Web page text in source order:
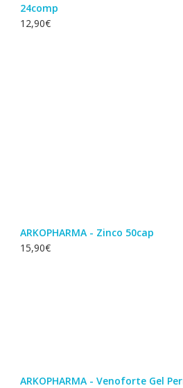
24comp
12,90€
ARKOPHARMA - Zinco 50cap
15,90€
ARKOPHARMA - Venoforte Gel